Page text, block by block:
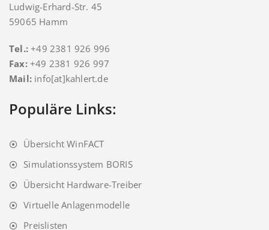
Ludwig-Erhard-Str. 45
59065 Hamm
Tel.:+49 2381 926 996
Fax: +49 2381 926 997
Mail: info[at]kahlert.de
Populäre Links:
Übersicht WinFACT
Simulationssystem BORIS
Übersicht Hardware-Treiber
Virtuelle Anlagenmodelle
Preislisten